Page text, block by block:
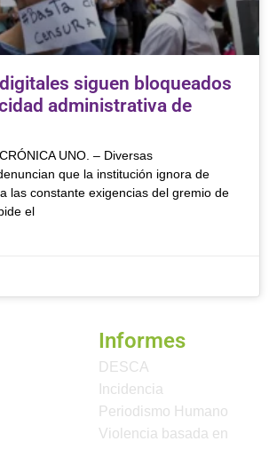
siguen bloqueados
administrativa de
UNO. – Diversas
que la institución ignora de
las constante exigencias del gremio de
el
Informes
DESCA
Incidencia
Periodismo Humano
Violencia basada en